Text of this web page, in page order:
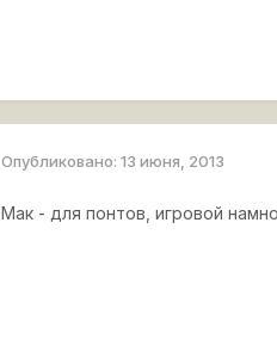
Опубликовано:13 июня, 2013
Мак - для понтов, игровой